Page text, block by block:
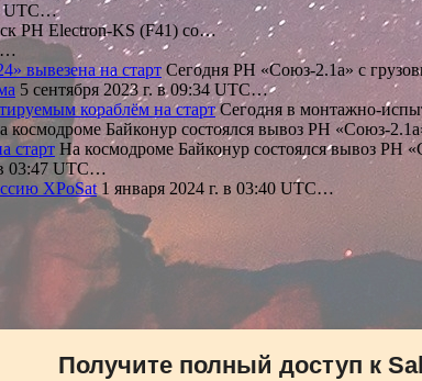
UTC…
РН Electron-KS (F41) со…
вывезена на старт Сегодня РН «Союз-2.1а» с
5 сентября 2023 г. в 09:34 UTC…
кораблём на стартСегодня в монтажно-
космодроме Байконур состоялся вывоз РН «Союз-
старт На космодроме Байконур состоялся вывоз РН
в 03:47 UTC…
XPoSat 1 января 2024 г. в 03:40 UTC…
Получите полный доступ к